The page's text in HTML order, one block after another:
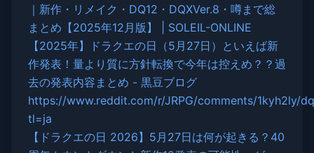
｜新作・リメイク・DQ12・DQXVer.8・噂まで総
まとめ【2025年12月版】 | SOLEIL-ONLINE
【2025年】ドラクエの日（5月27日）といえば新
作発表！量より質に方針転換で今年は控えめ？？過
去の発表内容まとめ - 黒豆ブログ
https://www.reddit.com/r/JRPG/comments/1kyh2ly/
tl=ja
【ドラクエの日 2026】5月27日は何が起きる？40